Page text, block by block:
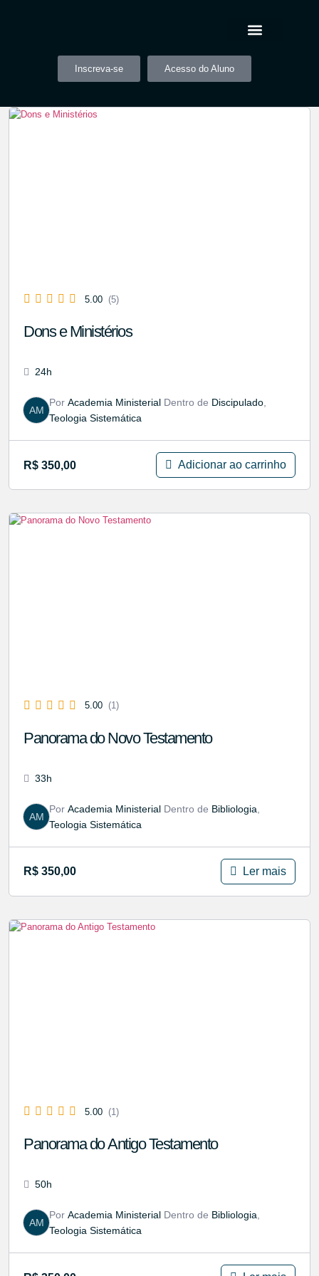
Inscreva-se Acesso do Aluno
5.00 (5)
Dons e Ministérios
24h
AM
Por Academia Ministerial Dentro de Discipulado,
Teologia Sistemática
R$ 350,00 Adicionar ao carrinho
5.00 (1)
Panorama do Novo Testamento
33h
AM
Por Academia Ministerial Dentro de Bibliologia
Teologia Sistemática
R$ 350,00 Ler mais
5.00 (1)
Panorama do Antigo Testamento
50h
AM
Por Academia Ministerial Dentro de Bibliologia
Teologia Sistemática